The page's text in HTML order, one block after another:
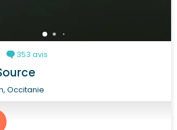
353 avis
Occitanie